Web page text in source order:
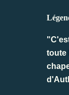
toute